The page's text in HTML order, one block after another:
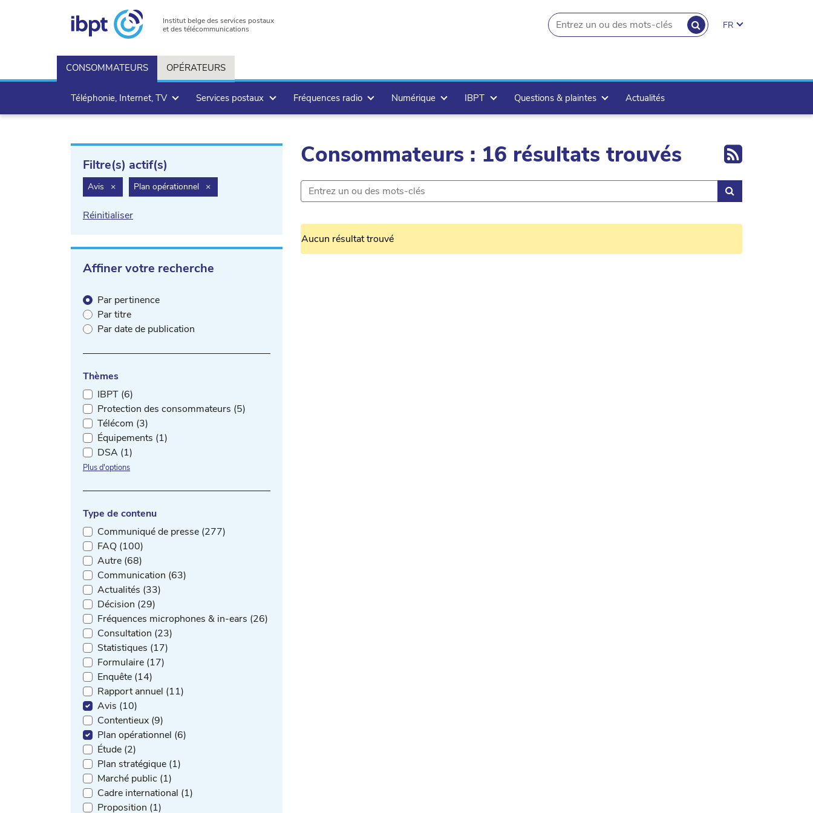
Institut belge des services postaux
et des télécommunications
RECHERCHER
search.button
FR
CONSOMMATEURS OPÉRATEURS
Téléphonie, Internet, TV Services postaux Fréquences radio Numérique IBPT Questions & plaintes Actualités
Filtre(s) actif(s)
Avis ×filter.deletePlan opérationnel ×filter.delete
Réinitialiser
Affiner votre recherche
Par pertinence
Par titre
Par date de publication
Thèmes
IBPT (6)
Protection des consommateurs (5)
Télécom (3)
Équipements (1)
DSA (1)
Plus d'options
Type de contenu
Communiqué de presse (277)
FAQ (100)
Autre (68)
Communication (63)
Actualités (33)
Décision (29)
Fréquences microphones & in-ears (26)
Consultation (23)
Statistiques (17)
Formulaire (17)
Enquête (14)
Rapport annuel (11)
Avis (10)
Contentieux (9)
Plan opérationnel (6)
Étude (2)
Plan stratégique (1)
Marché public (1)
Cadre international (1)
Proposition (1)
Consommateurs : 16 résultats trouvés Export
Aucun résultat trouvé